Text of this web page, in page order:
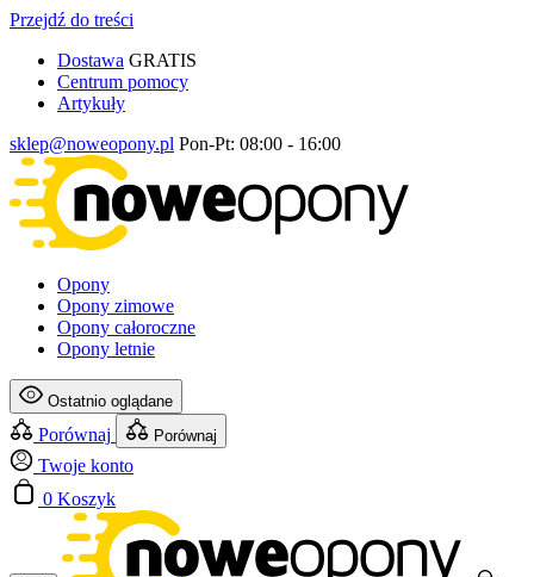
Przejdź do treści
Dostawa GRATIS
Centrum pomocy
Artykuły
sklep@noweopony.pl Pon-Pt: 08:00 - 16:00
Opony
Opony zimowe
Opony całoroczne
Opony letnie
Ostatnio oglądane
Porównaj Porównaj
Twoje konto
0 Koszyk